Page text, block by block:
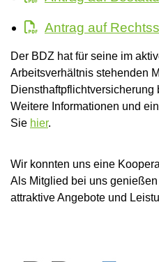
Antrag auf
Der BDZ hat für seine im
Arbeitsverhältnis stehenden
Weitere Informationen und
Sie hier.
Wir konnten uns eine
Als Mitglied bei uns
attraktive Angebote und